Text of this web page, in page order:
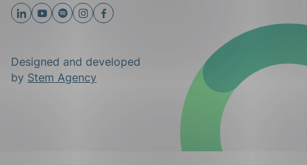
Designed and developed
by Stem Agency